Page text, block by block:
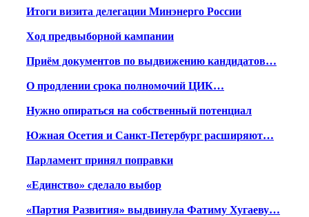
Итоги визита делегации Минэнерго России
Ход предвыборной кампании
Приём документов по выдвижению кандидатов…
О продлении срока полномочий ЦИК…
Нужно опираться на собственный потенциал
Южная Осетия и Санкт-Петербург расширяют…
Парламент принял поправки
«Единство» сделало выбор
«Партия Развития» выдвинула Фатиму Хугаеву…